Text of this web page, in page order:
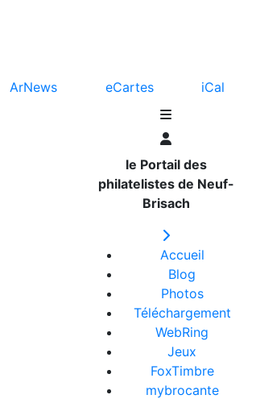
ArNews eCartes iCal
le Portail des
philatelistes de Neuf-
Brisach
Accueil
Blog
Photos
Téléchargement
WebRing
Jeux
FoxTimbre
mybrocante